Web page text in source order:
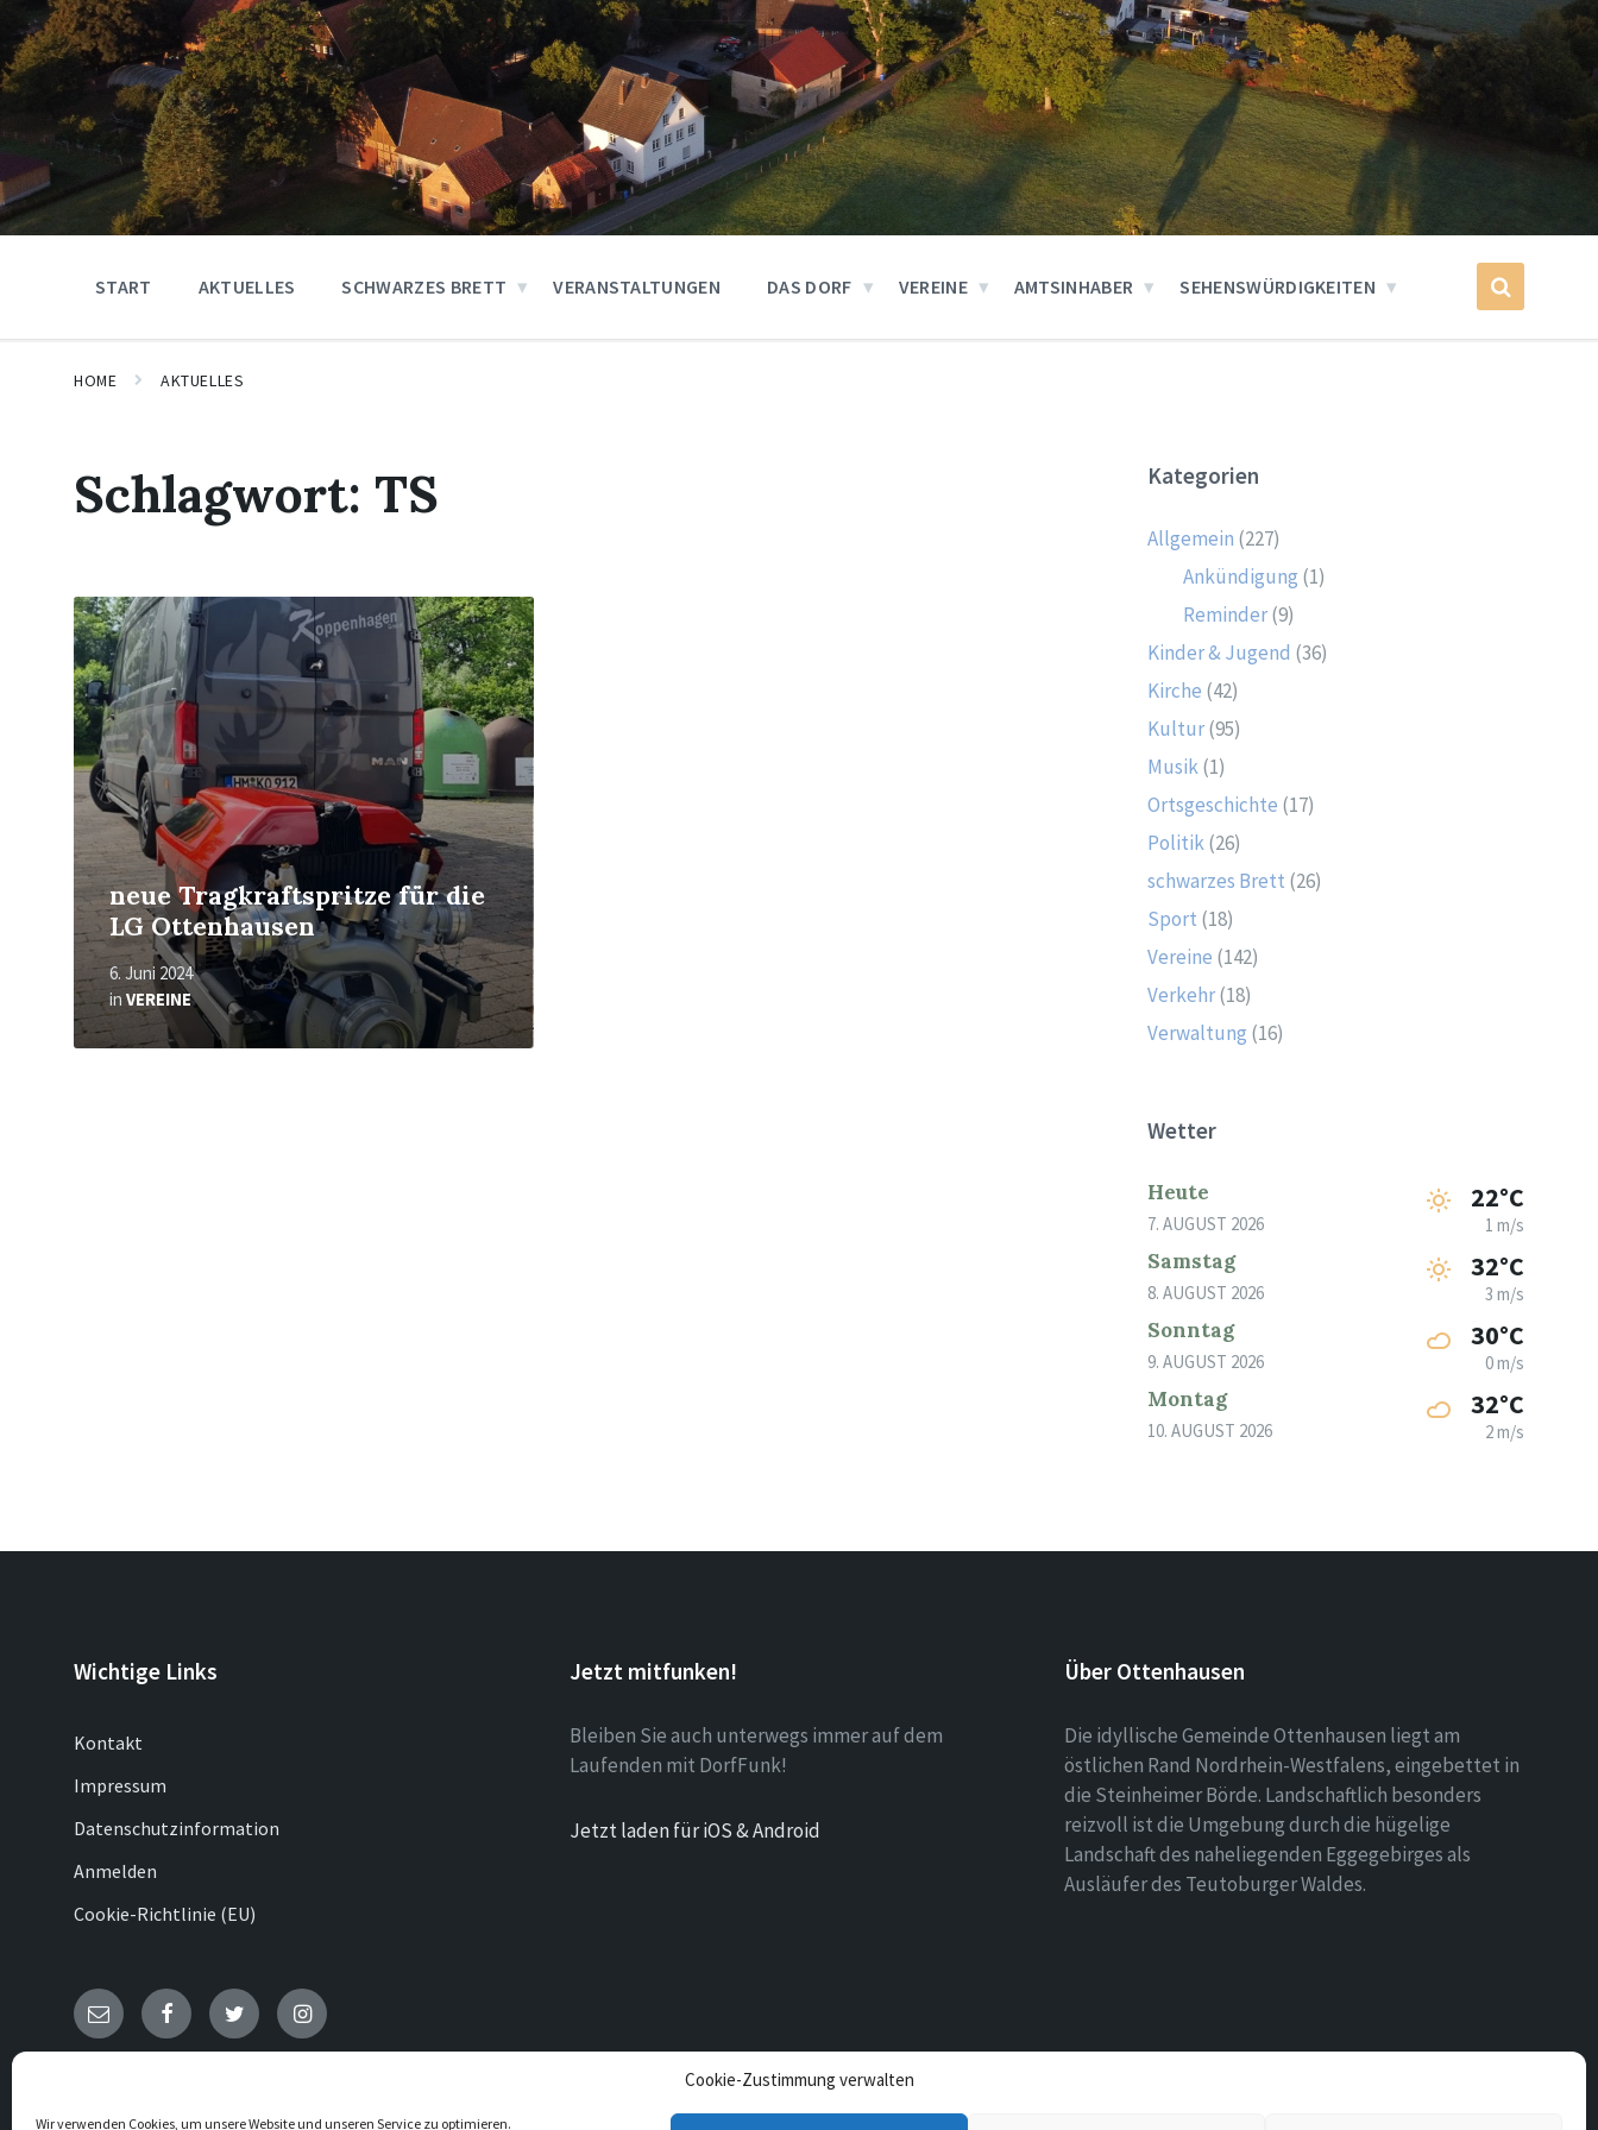
Cookie-Zustimmung verwalten
Wir verwenden Cookies, um unsere Website und unseren Service zu optimieren.
START AKTUELLES SCHWARZES BRETT VERANSTALTUNGEN DAS DORF VEREINE AMTSINHABER SEHENSWÜRDIGKEITEN
HOME AKTUELLES
Schlagwort: TS
neue Tragkraftspritze für die
LG Ottenhausen
6. Juni 2024
in VEREINE
Mehr
erfahren
Kategorien
Allgemein (227)
Ankündigung (1)
Reminder(9)
Kinder & Jugend (36)
Kirche (42)
Kultur(95)
Musik(1)
Ortsgeschichte (17)
Politik(26)
schwarzes Brett (26)
Sport (18)
Vereine (142)
Verkehr(18)
Verwaltung (16)
Wetter
Heute
7. AUGUST 2026
22°C
1 m/s
Samstag
8. AUGUST 2026
32°C
3 m/s
Sonntag
9. AUGUST 2026
30°C
0 m/s
Montag
10. AUGUST 2026
32°C
2 m/s
Wichtige Links
Kontakt
Impressum
Datenschutzinformation
Anmelden
Cookie-Richtlinie (EU)
Jetzt mitfunken!
Bleiben Sie auch unterwegs immer auf dem
Laufenden mit DorfFunk!
Jetzt laden für iOS & Android
Über Ottenhausen
Die idyllische Gemeinde Ottenhausen liegt am
östlichen Rand Nordrhein-Westfalens, eingebettet in
die Steinheimer Börde. Landschaftlich besonders
reizvoll ist die Umgebung durch die hügelige
Landschaft des naheliegenden Eggegebirges als
Ausläufer des Teutoburger Waldes.
E- FacebookTwitter Instagram